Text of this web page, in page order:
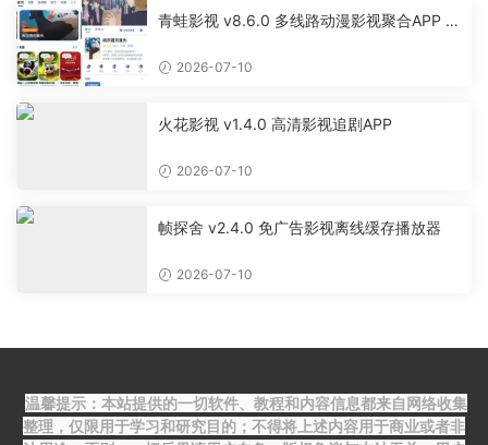
青蛙影视 v8.6.0 多线路动漫影视聚合APP 免
2026-07-10
火花影视 v1.4.0 高清影视追剧APP
2026-07-10
帧探舍 v2.4.0 免广告影视离线缓存播放器
2026-07-10
温馨提示：本站提供的一切软件、教程和内容信息都来自网络收集
整理，仅限用于学习和研究目的；不得将上述内容用于商业或者非